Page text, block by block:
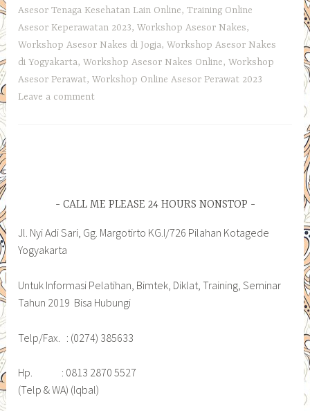
Asesor Tenaga Kesehatan Lain Online,Training Online
Asesor Keperawatan 2023,Workshop Asesor Nakes,
Workshop Asesor Nakes di Jogja,Workshop Asesor Nakes
di Yogyakarta,Workshop Asesor Nakes Online,Workshop
Asesor Perawat,Workshop Online Asesor Perawat 2023
Leave a comment
CALL ME PLEASE 24 HOURS NONSTOP
Jl. Nyi Adi Sari, Gg. Margotirto KG.I/726 Pilahan Kotagede
Yogyakarta
Untuk Informasi Pelatihan, Bimtek, Diklat, Training, Seminar
Tahun 2019 Bisa Hubungi
Telp/Fax. : (0274) 385633
Hp. : 0813 2870 5527
(Telp & WA) (Iqbal)